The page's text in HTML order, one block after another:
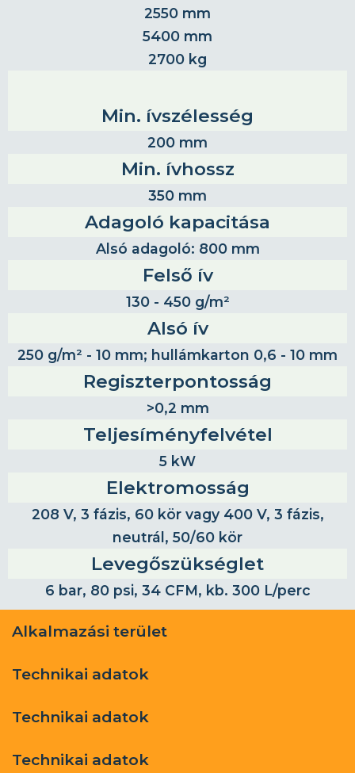
2550 mm
5400 mm
2700 kg
Min. ívszélesség
200 mm
Min. ívhossz
350 mm
Adagoló kapacitása
Alsó adagoló: 800 mm
Felső ív
130 - 450 g/m²
Alsó ív
250 g/m² - 10 mm; hullámkarton 0,6 - 10 mm
Regiszterpontosság
>0,2 mm
Teljesíményfelvétel
5 kW
Elektromosság
208 V, 3 fázis, 60 kör vagy 400 V, 3 fázis,
neutrál, 50/60 kör
Levegőszükséglet
6 bar, 80 psi, 34 CFM, kb. 300 L/perc
Alkalmazási terület
Technikai adatok
Technikai adatok
Technikai adatok